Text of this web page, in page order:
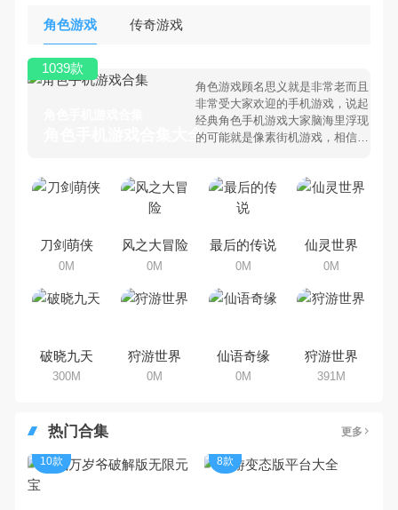
角色游戏 传奇游戏
角色手机游戏合集大全 >
角色游戏顾名思义就是非常老而且
非常受大家欢迎的手机游戏，说起
经典角色手机游戏大家脑海里浮现
的可能就是像素街机游戏，相信很
色手机游戏有哪些呢？游戏今天，
乐途下载站小编芒果味的怪咖给大
集，欢迎大家前来选择下载体验
1039款
刀剑萌侠
0M
风之大冒险
0M
最后的传说
0M
仙灵世界
0M
破晓九天
300M
狩游世界
0M
仙语奇缘
0M
狩游世界
391M
热门合集 更多
10款 8款